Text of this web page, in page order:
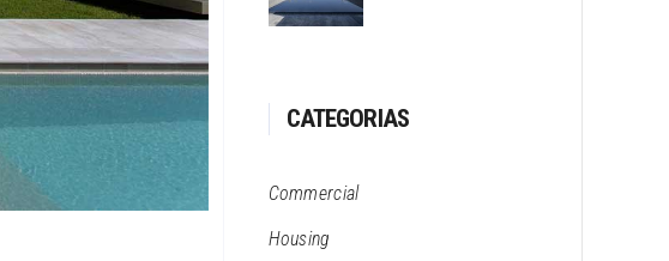
CATEGORIAS
Commercial
Housing